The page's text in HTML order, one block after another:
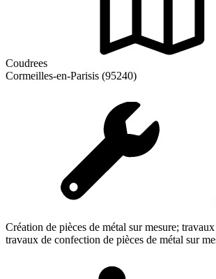
Coudrees
Cormeilles-en-Parisis (95240)
Création de pièces de métal sur mesure;
travaux de confection de pièces de métal sur